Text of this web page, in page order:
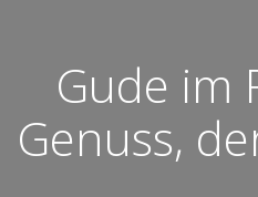
Gude im
Genuss,